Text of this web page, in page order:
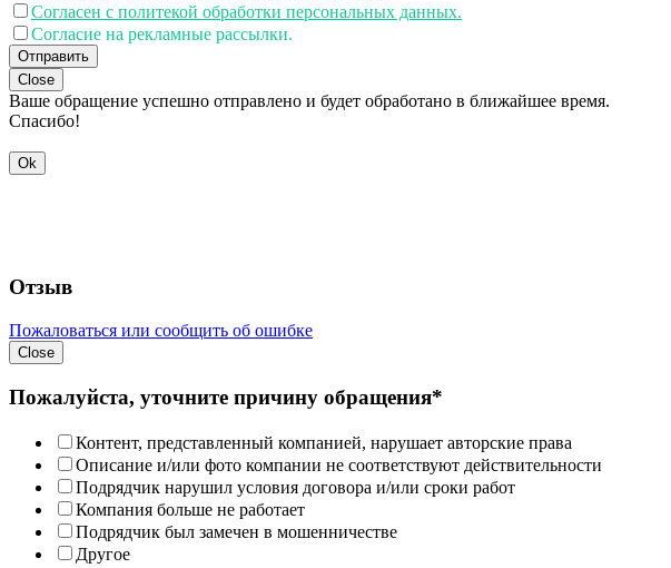
Согласен с политекой обработки персональных данных.
Согласие на рекламные рассылки.
Отправить
Close
Ваше обращение успешно отправлено и будет обработано в ближайшее время.
Спасибо!
Ok
Отзыв
Пожаловаться или сообщить об ошибке
Close
Пожалуйста, уточните причину обращения*
Контент, представленный компанией, нарушает авторские права
Описание и/или фото компании не соответствуют действительности
Подрядчик нарушил условия договора и/или сроки работ
Компания больше не работает
Подрядчик был замечен в мошенничестве
Другое